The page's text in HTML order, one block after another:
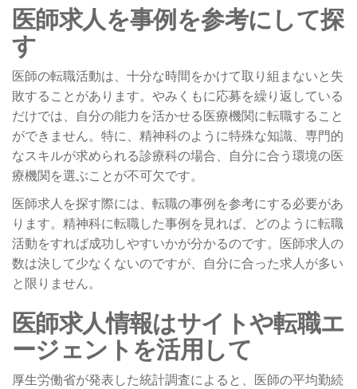
医師求人を事例を参考にして探
す
医師の転職活動は、十分な時間をかけて取り組まないと失
敗することがあります。やみくもに応募を繰り返している
だけでは、自分の能力を活かせる医療機関に転職すること
ができません。特に、精神科のように特殊な知識、専門的
なスキルが求められる診療科の場合、自分に合う環境の医
療機関を選ぶことが不可欠です。
医師求人を探す際には、転職の事例を参考にする必要があ
ります。精神科に転職した事例を見れば、どのように転職
活動をすれば成功しやすいかが分かるのです。医師求人の
数は決して少なくないのですが、自分に合った求人が多い
と限りません。
医師求人情報はサイトや転職エ
ージェントを活用して
厚生労働省が発表した統計調査によると、医師の平均勤続